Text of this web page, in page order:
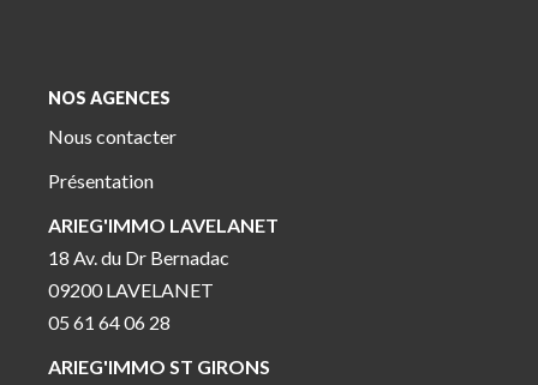
NOS AGENCES
Nous contacter
Présentation
ARIEG'IMMO LAVELANET
18 Av. du Dr Bernadac
09200 LAVELANET
05 61 64 06 28
ARIEG'IMMO ST GIRONS